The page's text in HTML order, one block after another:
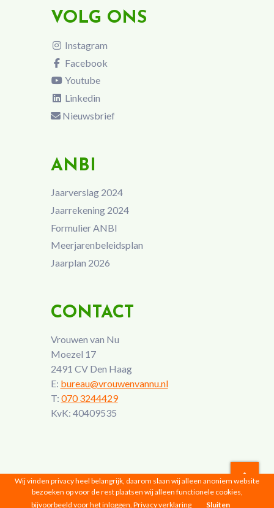
VOLG ONS
Instagram
Facebook
Youtube
Linkedin
Nieuwsbrief
ANBI
Jaarverslag 2024
Jaarrekening 2024
Formulier ANBI
Meerjarenbeleidsplan
Jaarplan 2026
CONTACT
Vrouwen van Nu
Moezel 17
2491 CV Den Haag
E: bureau@vrouwenvannu.nl
T: 070 3244429
KvK: 40409535
Vrouwen van Nu © 2026 |Privacyverklaring
Wij vinden privacy heel belangrijk, daarom slaan wij alleen anoniem website
bezoeken op voor de rest plaatsen wij alleen functionele cookies,
bijvoorbeeld voor het inloggen. Privacy verklaring Sluiten